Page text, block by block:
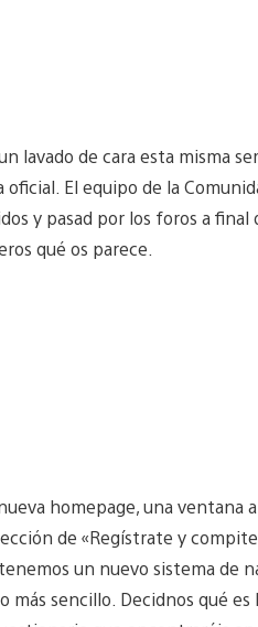
lavado de cara esta misma
El equipo de la
y pasad por los foros a
qué os parece.
homepage, una ventana
de «Regístrate y
un nuevo sistema de
sencillo. Decidnos qué es